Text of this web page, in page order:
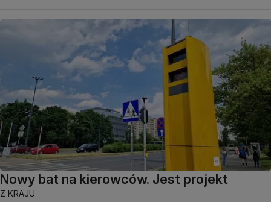
Nowy bat na kierowców. Jest projekt
Z KRAJU